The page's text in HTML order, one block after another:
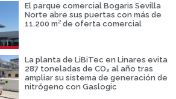
El parque comercial Bogaris Sevilla
Norte abre sus puertas con más de
11.200 m² de oferta comercial
La planta de LiBiTec en Linares evita
287 toneladas de CO₂ al año tras
ampliar su sistema de generación de
nitrógeno con Gaslogic